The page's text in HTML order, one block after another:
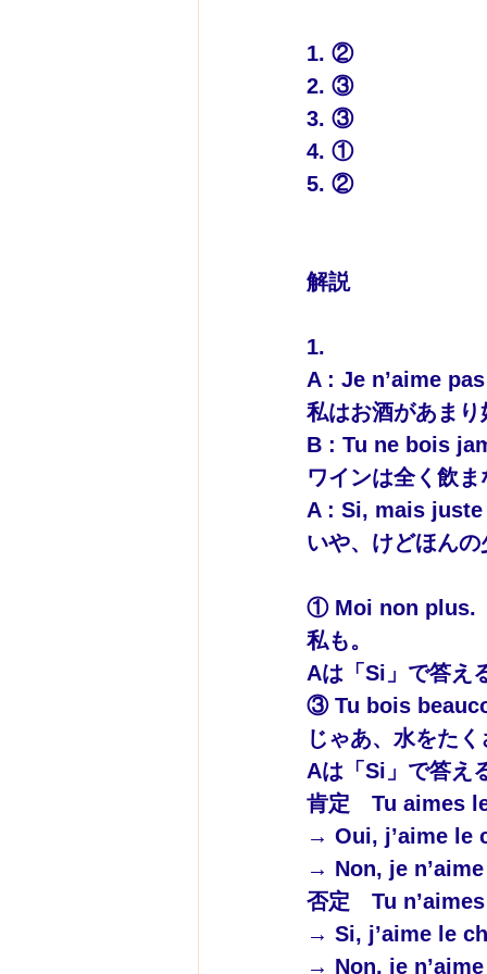
1. ②
2. ③
3. ③
4. ①
5. ②
解説
1.
A : Je n’aime
私はお酒があま
B : Tu ne bois
ワインは全く飲
A : Si, mais
いや、けどほん
① Moi non plus.
私も。
Aは「Si」で答え
③ Tu bois
じゃあ、水をた
Aは「Si」で答え
肯定　Tu aimes
→ Oui, j’aime le
→ Non, je
否定　Tu
→ Si, j’aime le
→ Non, je